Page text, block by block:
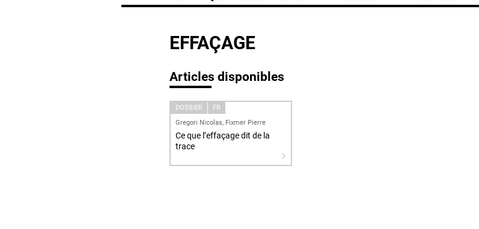
EFFAÇAGE
Articles disponibles
DOSSIER
FR
Gregori Nicolas, Fixmer Pierre
Ce que l’effaçage dit de la
trace